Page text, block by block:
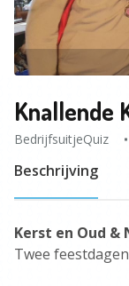
Knallende
BedrijfsuitjeQuiz
Beschrijving
Kerst en Oud &
Twee